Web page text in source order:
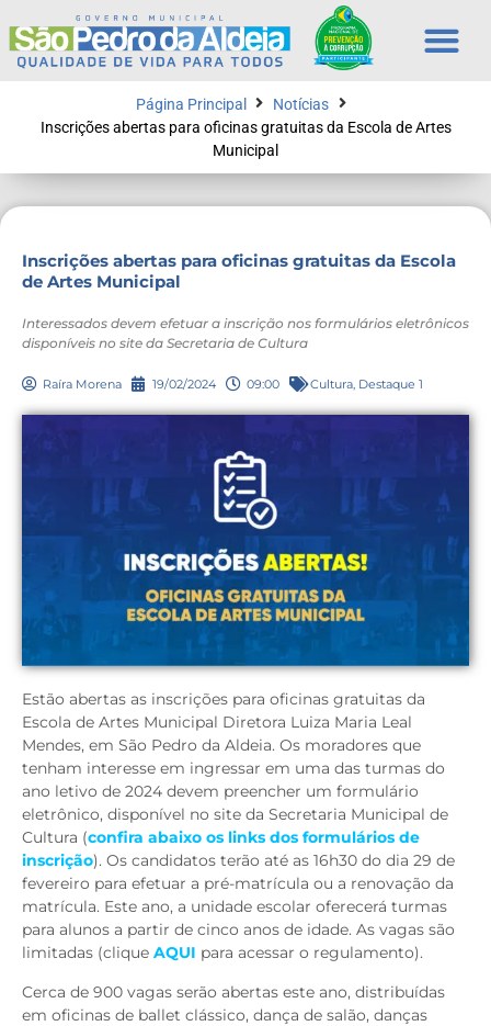
Página Principal
Notícias
Inscrições abertas para oficinas gratuitas da Escola de Artes
Municipal
Inscrições abertas para oficinas gratuitas da Escola
de Artes Municipal
Interessados devem efetuar a inscrição nos formulários eletrônicos
disponíveis no site da Secretaria de Cultura
Raíra Morena 19/02/2024 09:00 Cultura Destaque 1
Estão abertas as inscrições para oficinas gratuitas da
Escola de Artes Municipal Diretora Luiza Maria Leal
Mendes, em São Pedro da Aldeia. Os moradores que
tenham interesse em ingressar em uma das turmas do
ano letivo de 2024 devem preencher um formulário
eletrônico, disponível no site da Secretaria Municipal de
Cultura (confira abaixo os links dos formulários de
inscrição). Os candidatos terão até as 16h30 do dia 29 de
fevereiro para efetuar a pré-matrícula ou a renovação da
matrícula. Este ano, a unidade escolar oferecerá turmas
para alunos a partir de cinco anos de idade. As vagas são
limitadas (clique AQUI para acessar o regulamento).
Cerca de 900 vagas serão abertas este ano, distribuídas
em oficinas de ballet clássico, dança de salão, danças